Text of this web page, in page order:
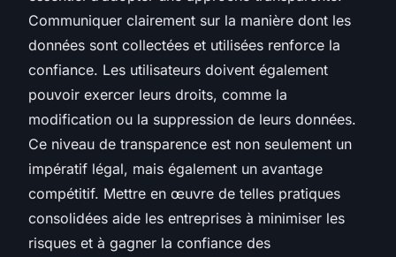
Communiquer clairement sur la manière dont les
données sont collectées et utilisées renforce la
confiance. Les utilisateurs doivent également
pouvoir exercer leurs droits, comme la
modification ou la suppression de leurs données.
Ce niveau de transparence est non seulement un
impératif légal, mais également un avantage
compétitif. Mettre en œuvre de telles pratiques
consolidées aide les entreprises à minimiser les
risques et à gagner la confiance des